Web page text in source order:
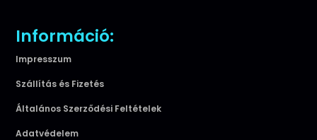
Információ:
Impresszum
Szállítás és Fizetés
Általános Szerződési Feltételek
Adatvédelem